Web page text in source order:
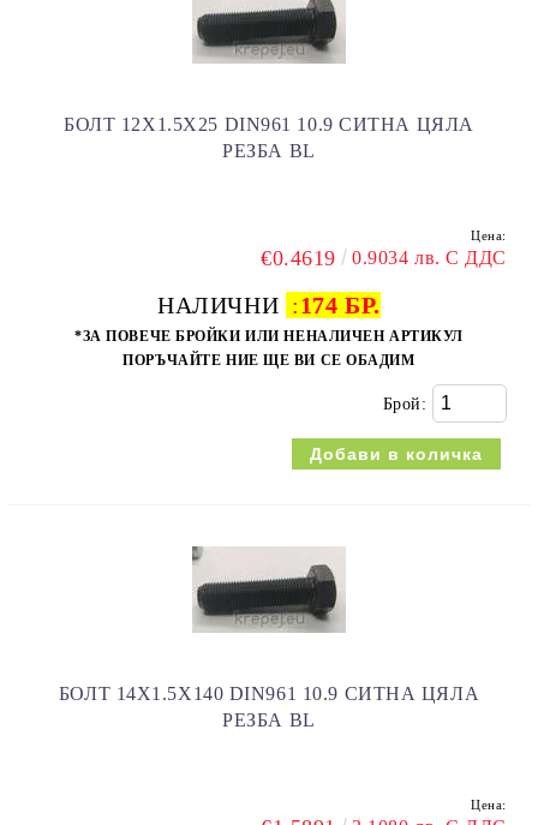
БОЛТ 12Х1.5Х25 DIN961 10.9 СИТНА ЦЯЛА
РЕЗБА BL
Цена:
€0.4619 0.9034 лв. С ДДС
НАЛИЧНИ :174 БР.
*ЗА ПОВЕЧЕ БРОЙКИ ИЛИ НЕНАЛИЧЕН АРТИКУЛ
ПОРЪЧАЙТЕ НИЕ ЩЕ ВИ СЕ ОБАДИМ
Брой:
БОЛТ 14Х1.5Х140 DIN961 10.9 СИТНА ЦЯЛА
РЕЗБА BL
Цена: